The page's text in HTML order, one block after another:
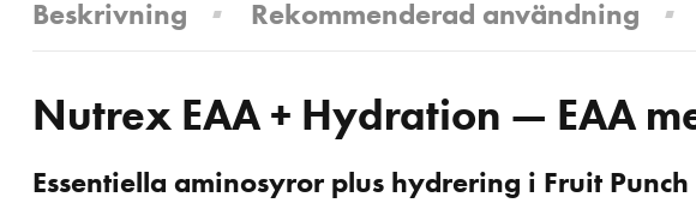
Beskrivning Rekommenderad användning
Nutrex EAA + Hydration — EAA
Essentiella aminosyror plus hydrering i Fruit Punch